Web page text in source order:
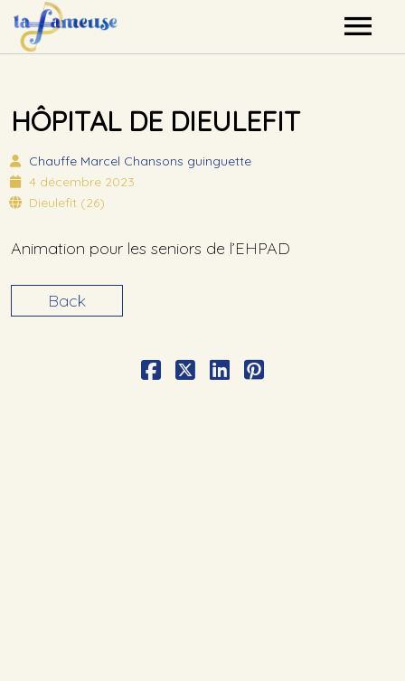
Agenda
Label
HÔPITAL DE DIEULEFIT
Chauffe Marcel Chansons guinguette
4 décembre 2023
Dieulefit (26)
Animation pour les seniors de l’EHPAD
Back